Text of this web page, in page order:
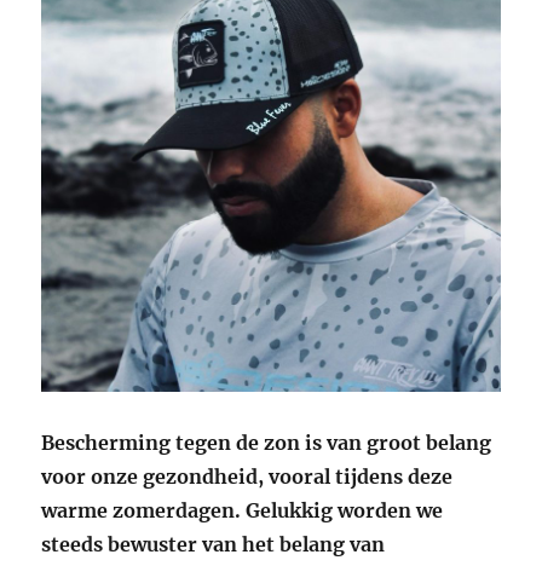
Bescherming tegen de zon is van groot belang
voor onze gezondheid, vooral tijdens deze
warme zomerdagen. Gelukkig worden we
steeds bewuster van het belang van